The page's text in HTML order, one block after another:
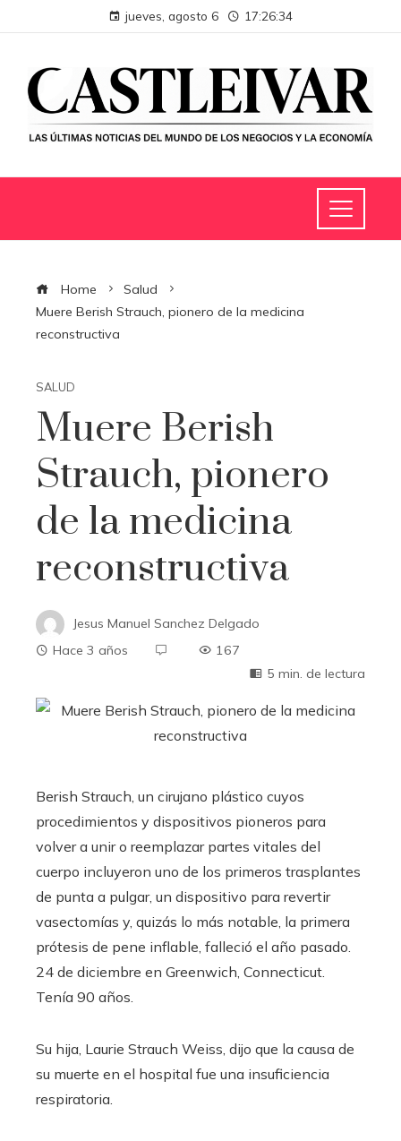
jueves, agosto 6 17:26:35
Home
Salud
Muere Berish Strauch, pionero de la medicina
reconstructiva
SALUD
Muere Berish
Strauch, pionero
de la medicina
reconstructiva
Jesus Manuel Sanchez Delgado
Hace 3 años
167
5 min. de lectura
Berish Strauch, un cirujano plástico cuyos
procedimientos y dispositivos pioneros para
volver a unir o reemplazar partes vitales del
cuerpo incluyeron uno de los primeros trasplantes
de punta a pulgar, un dispositivo para revertir
vasectomías y, quizás lo más notable, la primera
prótesis de pene inflable, falleció el año pasado.
24 de diciembre en Greenwich, Connecticut.
Tenía 90 años.
Su hija, Laurie Strauch Weiss, dijo que la causa de
su muerte en el hospital fue una insuficiencia
respiratoria.